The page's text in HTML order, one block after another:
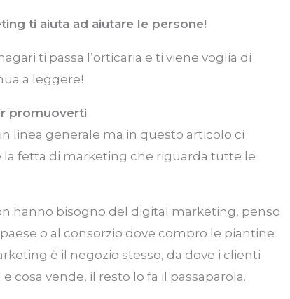
ti aiuta ad aiutare le persone!
ti passa l’orticaria e ti viene voglia di
a leggere!
promuoverti
linea generale ma in questo articolo ci
fetta di marketing che riguarda tutte le
hanno bisogno del digital marketing, penso
o al consorzio dove compro le piantine
è il negozio stesso, da dove i clienti
cosa vende, il resto lo fa il passaparola.